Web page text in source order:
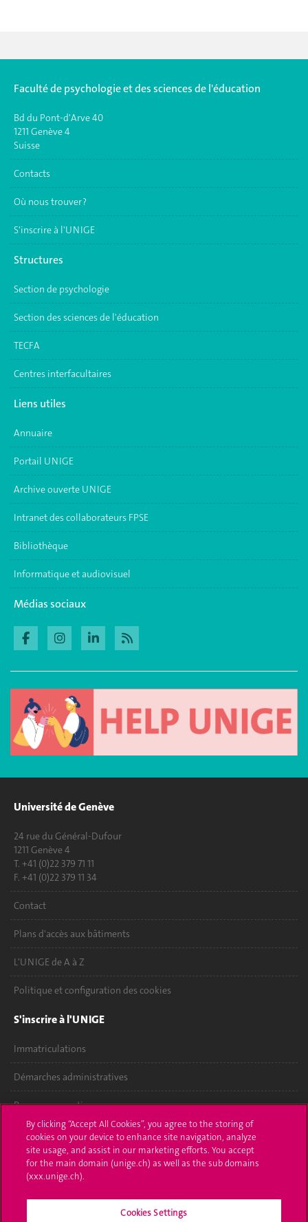
Faculté de psychologie et des sciences de l'éducation
Bd du Pont-d'Arve 40
1211 Genève 4
Suisse
Contacts
Où nous trouver ?
S'inscrire à l'UNIGE
Structures
Section de psychologie
Section des sciences de l'éducation
TECFA
Centres interfacultaires
Liens utiles
Annuaire
Portail UNIGE
Archive ouverte UNIGE
Intranet des collaborateurs FPSE
Bibliothèque
Informatique et audiovisuel
Médias sociaux
Université de Genève
24 rue du Général-Dufour
1211 Genève 4
T. +41 (0)22 379 71 11
F. +41 (0)22 379 11 34
Contact
Plans d'accès aux bâtiments
L'UNIGE de A à Z
Politique et configuration des cookies
S'inscrire à l'UNIGE
Immatriculations
Démarches administratives
Poser une question
L'UNIGE vous informe
UNIGE Mobile
By clicking “Accept All Cookies”, you agree to the storing of
cookies on your device to enhance site navigation, analyze
site usage, and assist in our marketing efforts. You accept
for the main domain (unige.ch) as well as the sub domains
(xxx.unige.ch).
Cookies Settings